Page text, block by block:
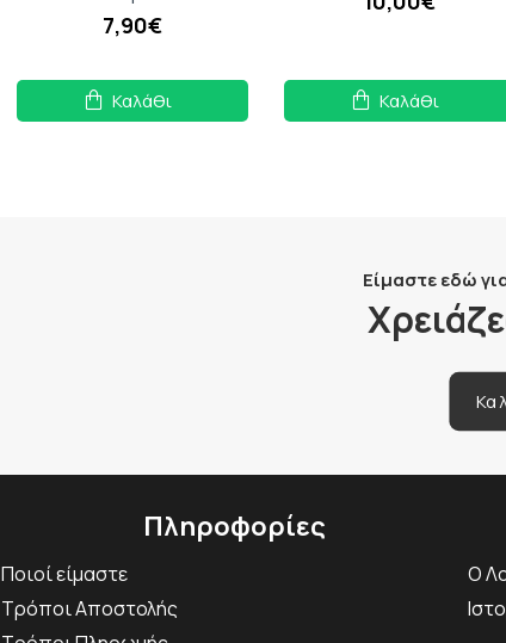
7,90€
Καλάθι Καλάθι
Είμαστε εδώ
Πληροφορίες
Ποιοί είμαστε
Τρόποι Αποστολής
Ο